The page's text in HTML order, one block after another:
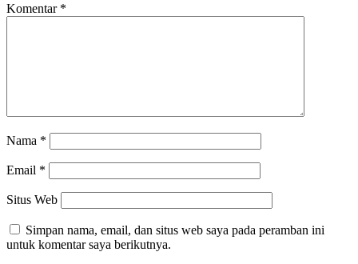
Komentar *
Nama *
Email *
Situs Web
Simpan nama, email, dan situs web saya pada peramban ini
untuk komentar saya berikutnya.